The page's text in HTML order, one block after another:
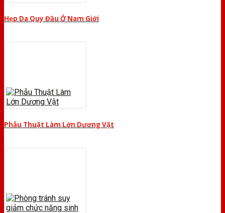
Hẹp Da Quy Đầu Ở Nam Giới
Phẫu Thuật Làm Lớn Dương Vật